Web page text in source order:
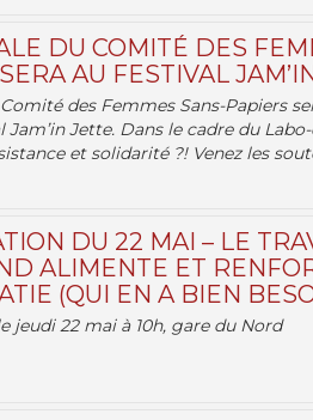
DU COMITÉ DES
AU FESTIVAL
des Femmes Sans-Papiers
Jam’in Jette. Dans le cadre du
et solidarité ?! Venez les
DU 22 MAI – LE
ALIMENTE ET
(QUI EN A BIEN
jeudi 22 mai à 10h, gare du Nord